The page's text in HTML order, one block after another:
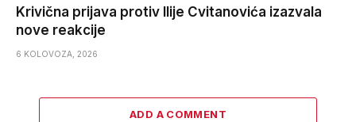
Krivična prijava protiv Ilije Cvitanovića izazvala
nove reakcije
6 KOLOVOZA, 2026
ADD A COMMENT